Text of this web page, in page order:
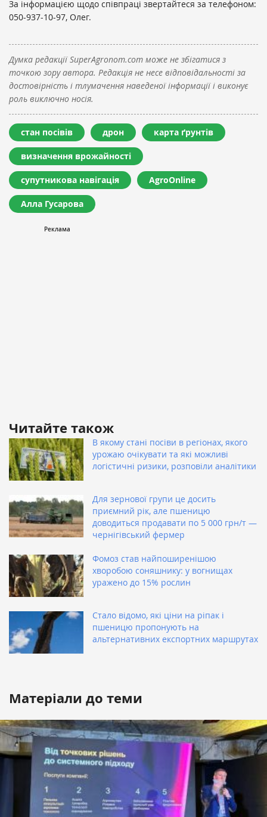
За інформацією щодо співпраці звертайтеся за телефоном:
050-937-10-97, Олег.
Думка редакції SuperAgronom.com може не збігатися з
точкою зору автора. Редакція не несе відповідальності за
достовірність і тлумачення наведеної інформації і виконує
роль виключно носія.
стан посівів дрон карта ґрунтів
визначення врожайності
супутникова навігація AgroOnline
Алла Гусарова
Читайте також
В якому стані посіви в регіонах, якого
урожаю очікувати та які можливі
логістичні ризики, розповіли аналітики
Для зернової групи це досить
приємний рік, але пшеницю
доводиться продавати по 5 000 грн/т —
чернігівський фермер
Фомоз став найпоширенішою
хворобою соняшнику: у вогнищах
уражено до 15% рослин
Стало відомо, які ціни на ріпак і
пшеницю пропонують на
альтернативних експортних маршрутах
Матеріали до теми